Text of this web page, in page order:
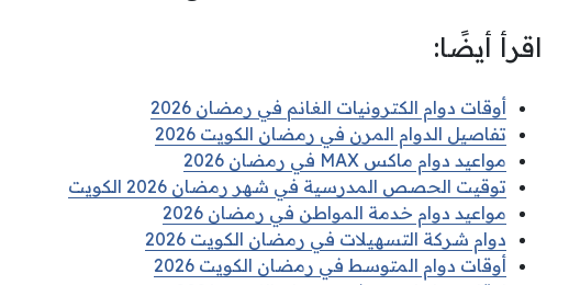
اقرأ أيضًا:
أوقات دوام الكترونيات الغانم في رمضان 2026
تفاصيل الدوام المرن في رمضان الكويت 2026
مواعيد دوام ماكس MAX في رمضان 2026
توقيت الحصص المدرسية في شهر رمضان 2026 الكويت
مواعيد دوام خدمة المواطن في رمضان 2026
دوام شركة التسهيلات في رمضان الكويت 2026
أوقات دوام المتوسط في رمضان الكويت 2026